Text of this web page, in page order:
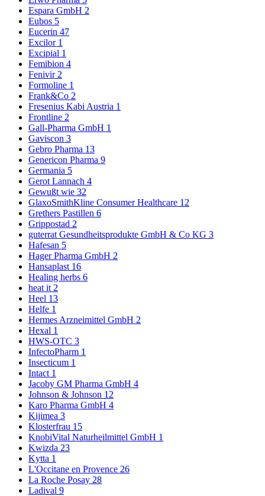
Espara GmbH 2
Eubos 5
Eucerin 47
Excilor 1
Excipial 1
Femibion 4
Fenivir 2
Formoline 1
Frank&Co 2
Fresenius Kabi Austria 1
Frontline 2
Gall-Pharma GmbH 1
Gaviscon 3
Gebro Pharma 13
Genericon Pharma 9
Germania 5
Gerot Lannach 4
Gewußt wie 32
GlaxoSmithKline Consumer Healthcare 12
Grethers Pastillen 6
Grippostad 2
guterrat Gesundheitsprodukte GmbH & Co KG 3
Hafesan 5
Hager Pharma GmbH 2
Hansaplast 16
Healing herbs 6
heat it 2
Heel 13
Helfe 1
Hermes Arzneimittel GmbH 2
Hexal 1
HWS-OTC 3
InfectoPharm 1
Insecticum 1
Intact 1
Jacoby GM Pharma GmbH 4
Johnson & Johnson 12
Karo Pharma GmbH 4
Kijimea 3
Klosterfrau 15
KnobiVital Naturheilmittel GmbH 1
Kwizda 23
Kytta 1
L'Occitane en Provence 26
La Roche Posay 28
Ladival 9